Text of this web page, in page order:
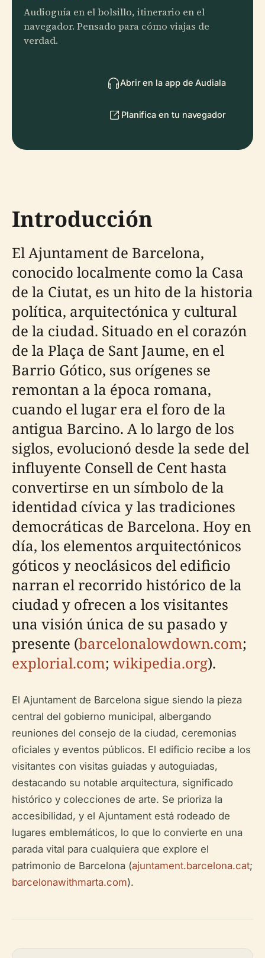
Audioguía en el bolsillo, itinerario en el
navegador. Pensado para cómo viajas de
verdad.
Abrir en la app de Audiala
Planifica en tu navegador
Introducción
El Ajuntament de Barcelona,
conocido localmente como la Casa
de la Ciutat, es un hito de la historia
política, arquitectónica y cultural
de la ciudad. Situado en el corazón
de la Plaça de Sant Jaume, en el
Barrio Gótico, sus orígenes se
remontan a la época romana,
cuando el lugar era el foro de la
antigua Barcino. A lo largo de los
siglos, evolucionó desde la sede del
influyente Consell de Cent hasta
convertirse en un símbolo de la
identidad cívica y las tradiciones
democráticas de Barcelona. Hoy en
día, los elementos arquitectónicos
góticos y neoclásicos del edificio
narran el recorrido histórico de la
ciudad y ofrecen a los visitantes
una visión única de su pasado y
presente (barcelonalowdown.com;
explorial.com; wikipedia.org).
El Ajuntament de Barcelona sigue siendo la pieza
central del gobierno municipal, albergando
reuniones del consejo de la ciudad, ceremonias
oficiales y eventos públicos. El edificio recibe a los
visitantes con visitas guiadas y autoguiadas,
destacando su notable arquitectura, significado
histórico y colecciones de arte. Se prioriza la
accesibilidad, y el Ajuntament está rodeado de
lugares emblemáticos, lo que lo convierte en una
parada vital para cualquiera que explore el
patrimonio de Barcelona (ajuntament.barcelona.cat;
barcelonawithmarta.com).